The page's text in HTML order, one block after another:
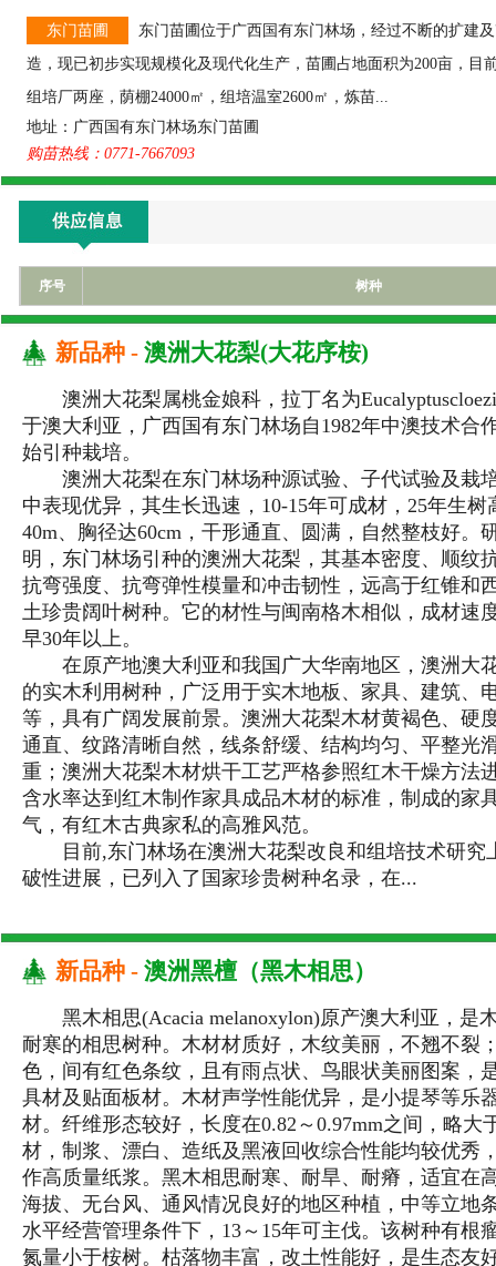
东门苗圃
东门苗圃位于广西国有东门林场，经过不断的扩建
造，现已初步实现规模化及现代化生产，苗圃占地面积为200亩，目
组培厂两座，荫棚24000㎡，组培温室2600㎡，炼苗...
地址：广西国有东门林场东门苗圃
购苗热线：0771-7667093
序号 树种
新品种 - 澳洲大花梨(大花序桉)
澳洲大花梨属桃金娘科，拉丁名为
于澳大利亚，广西国有东门林场自1982年中澳技术合
始引种栽培。
澳洲大花梨在东门林场种源试验、子代试验及栽
中表现优异，其生长迅速，10-15年可成材，25年生树
40m、胸径达60cm，干形通直、圆满，自然整枝好。
明，东门林场引种的澳洲大花梨，其基本密度、顺纹
抗弯强度、抗弯弹性模量和冲击韧性，远高于红锥和
土珍贵阔叶树种。它的材性与闽南格木相似，成材速
早30年以上。
在原产地澳大利亚和我国广大华南地区，澳洲大
的实木利用树种，广泛用于实木地板、家具、建筑、
等，具有广阔发展前景。澳洲大花梨木材黄褐色、硬
通直、纹路清晰自然，线条舒缓、结构均匀、平整光
重；澳洲大花梨木材烘干工艺严格参照红木干燥方法
含水率达到红木制作家具成品木材的标准，制成的家
气，有红木古典家私的高雅风范。
目前,东门林场在澳洲大花梨改良和组培技术研究
破性进展，已列入了国家珍贵树种名录，在...
新品种 - 澳洲黑檀（黑木相思）
黑木相思(Acacia melanoxylon)原产澳大利亚，是
耐寒的相思树种。木材材质好，木纹美丽，不翘不裂
色，间有红色条纹，且有雨点状、鸟眼状美丽图案，
具材及贴面板材。木材声学性能优异，是小提琴等乐
材。纤维形态较好，长度在0.82～0.97mm之间，略大
材，制浆、漂白、造纸及黑液回收综合性能均较优秀
作高质量纸浆。黑木相思耐寒、耐旱、耐瘠，适宜在
海拔、无台风、通风情况良好的地区种植，中等立地
水平经营管理条件下，13～15年可主伐。该树种有根
氮量小于桉树。枯落物丰富，改土性能好，是生态友